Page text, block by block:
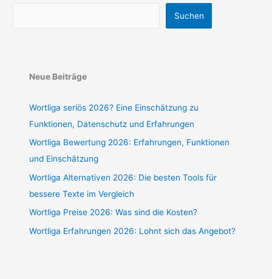
Suchen
Neue Beiträge
Wortliga seriös 2026? Eine Einschätzung zu
Funktionen, Datenschutz und Erfahrungen
Wortliga Bewertung 2026: Erfahrungen, Funktionen
und Einschätzung
Wortliga Alternativen 2026: Die besten Tools für
bessere Texte im Vergleich
Wortliga Preise 2026: Was sind die Kosten?
Wortliga Erfahrungen 2026: Lohnt sich das Angebot?